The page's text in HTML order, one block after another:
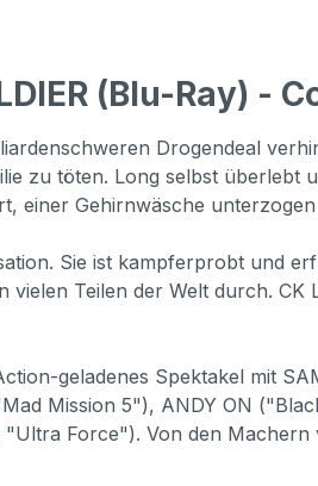
(Blu-Ray) -
Drogendeal
zu töten. Long selbst
einer Gehirnwäsche
Sie ist kampferprobt und
Teilen der Welt durch.
geladenes Spektakel mit
Mission 5"), ANDY ON
Force"). Von den